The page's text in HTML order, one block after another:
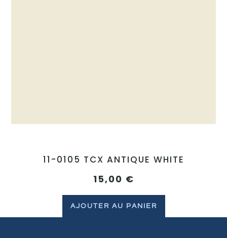
11-0105 TCX ANTIQUE WHITE
15,00 €
AJOUTER AU PANIER